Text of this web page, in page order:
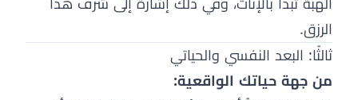
الرزق.
ثالثًا: البعد النفسي والحياتي
من جهة حياتك الواقعية: